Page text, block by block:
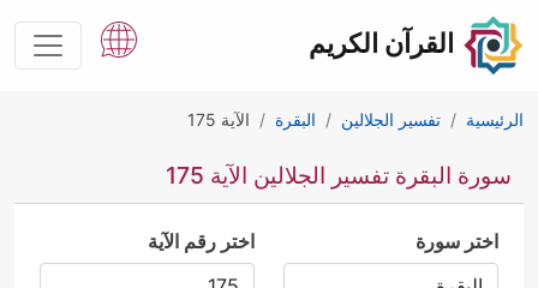
القرآن الكريم
الرئيسية تفسير الجلالين البقرة الآية 175
سورة البقرة تفسير الجلالين الآية 175
اختر سورة اختر رقم الآية